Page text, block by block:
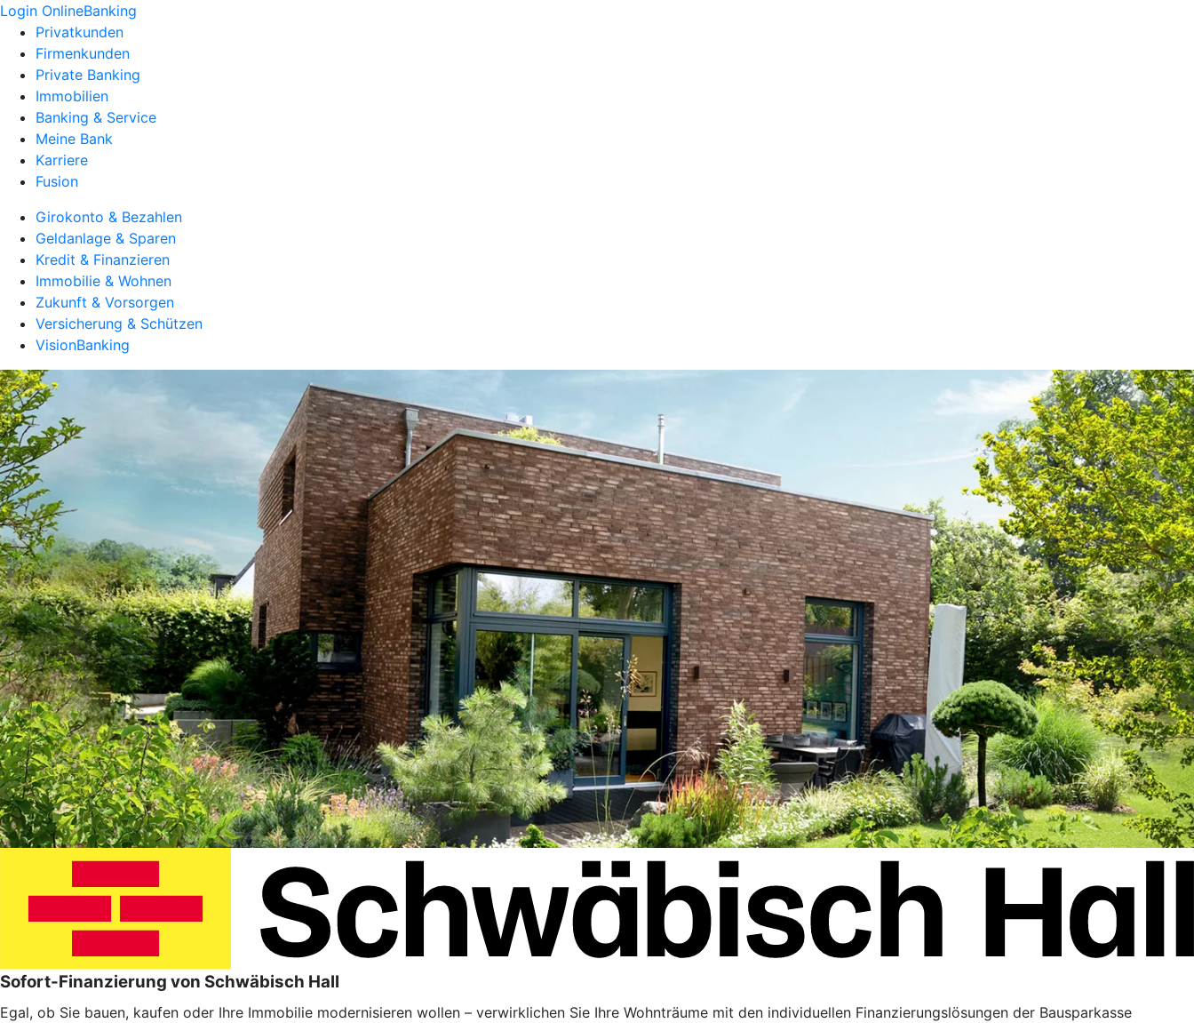
Login OnlineBanking
Privatkunden
Firmenkunden
Private Banking
Immobilien
Banking & Service
Meine Bank
Karriere
Fusion
Girokonto & Bezahlen
Geldanlage & Sparen
Kredit & Finanzieren
Immobilie & Wohnen
Zukunft & Vorsorgen
Versicherung & Schützen
VisionBanking
Sofort-Finanzierung von Schwäbisch Hall
Egal, ob Sie bauen, kaufen oder Ihre Immobilie modernisieren wollen – verwirklichen Sie Ihre Wohnträume mit den individuellen Finanzierungslösungen der Bausparkasse